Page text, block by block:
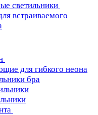
светильники
встраиваемого
для гибкого неона
бра